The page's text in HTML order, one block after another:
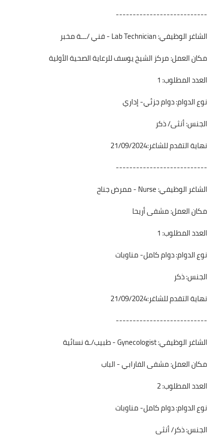
---------------------------
الشاغر الوظيفي: Lab Technician - فني /ـــة مخبر
مكان العمل: مركز الشيخ يوسف للرعاية الصحية الأولية
العدد المطلوب: 1
نوع الدوام: دوام جزئي- إداري
الجنس: أنثى/ ذكر
نهاية التقدم للشاغر:21/09/2024
---------------------------
الشاغر الوظيفي: Nurse - ممرض جناح
مكان العمل: مشفى أريحا
العدد المطلوب: 1
نوع الدوام: دوام كامل- مناوبات
الجنس: ذكر
نهاية التقدم للشاغر:21/09/2024
---------------------------
الشاغر الوظيفي: Gynecologist - طبيب/ـة نسائية
مكان العمل: مشفى الفارابي - الباب
العدد المطلوب: 2
نوع الدوام: دوام كامل- مناوبات
الجنس: ذكر/ أنثى